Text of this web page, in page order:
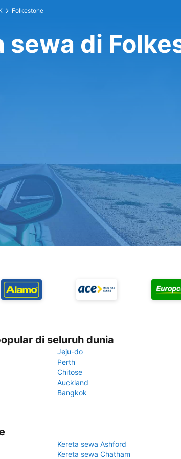
Folkestone
sewa di
di seluruh dunia
Jeju-do
Perth
Chitose
Auckland
Bangkok
Kereta sewa Ashford
Kereta sewa Chatham